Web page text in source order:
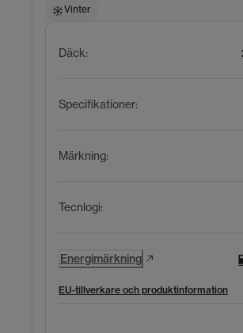
Vinter
Däck:
Specifikationer:
Märkning:
Tecnlogi:
Energimärkning
EU-tillverkare och produktinformation